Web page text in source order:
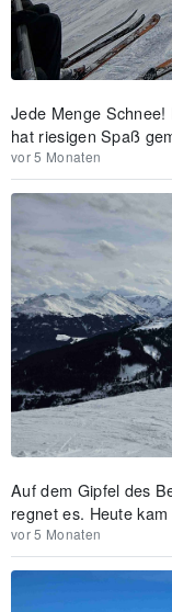
Jede Menge
hat riesigen Spaß
vor 5 Monaten
Auf dem Gipfel des
regnet es. Heute
vor 5 Monaten